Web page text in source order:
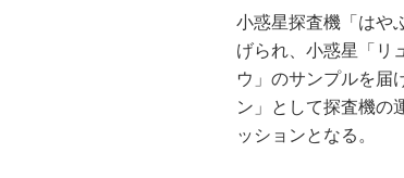
小惑星探査機「はや
げられ、小惑星「リ
ウ」のサンプルを届
ン」として探査機の
ッションとなる。